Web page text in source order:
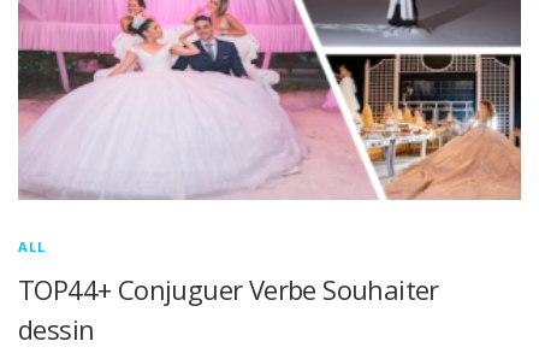
ALL
TOP44+ Conjuguer Verbe Souhaiter
dessin